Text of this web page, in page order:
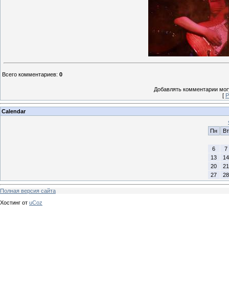
Всего комментариев: 0
Добавлять комментарии
[
Calendar
Пн
Вт
6
7
13
14
20
21
27
28
Полная версия сайта
Хостинг от uCoz